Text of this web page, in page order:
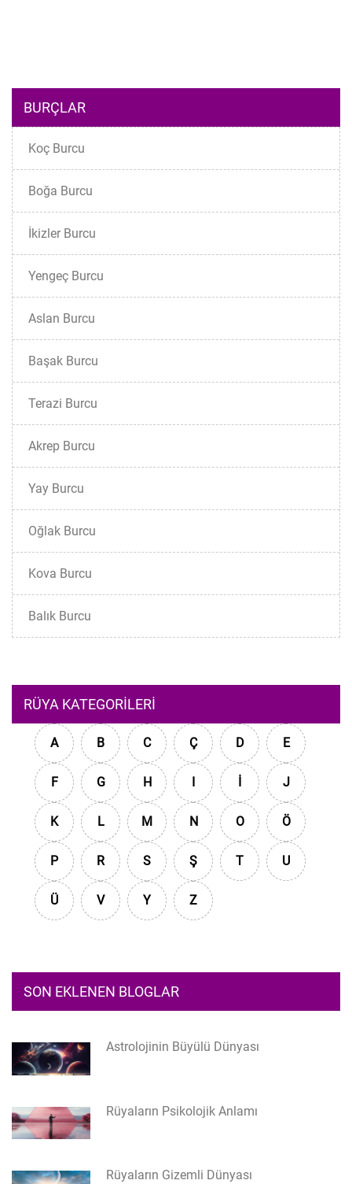
BURÇLAR
Koç Burcu
Boğa Burcu
İkizler Burcu
Yengeç Burcu
Aslan Burcu
Başak Burcu
Terazi Burcu
Akrep Burcu
Yay Burcu
Oğlak Burcu
Kova Burcu
Balık Burcu
RÜYA KATEGORILERI
A B C Ç D E
F G H I İ J
K L M N O Ö
P R S Ş T U
Ü V Y Z
SON EKLENEN BLOGLAR
Astrolojinin Büyülü Dünyası
Rüyaların Psikolojik Anlamı
Rüyaların Gizemli Dünyası